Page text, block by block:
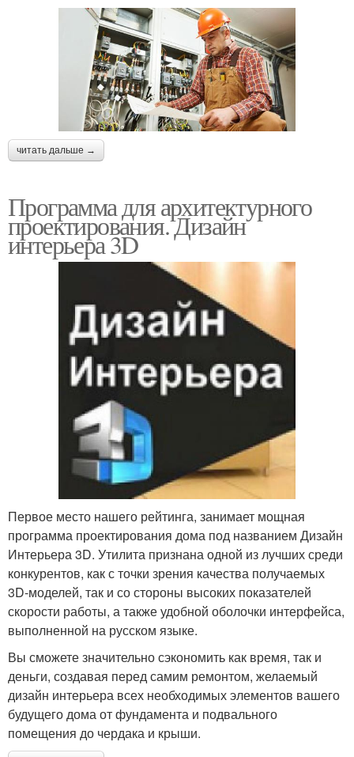
читать дальше →
Программа для архитектурного
проектирования. Дизайн
интерьера 3D
Первое место нашего рейтинга, занимает мощная
программа проектирования дома под названием Дизайн
Интерьера 3D. Утилита признана одной из лучших среди
конкурентов, как с точки зрения качества получаемых
3D-моделей, так и со стороны высоких показателей
скорости работы, а также удобной оболочки интерфейса,
выполненной на русском языке.
Вы сможете значительно сэкономить как время, так и
деньги, создавая перед самим ремонтом, желаемый
дизайн интерьера всех необходимых элементов вашего
будущего дома от фундамента и подвального
помещения до чердака и крыши.